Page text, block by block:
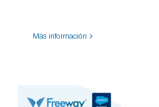
Más información